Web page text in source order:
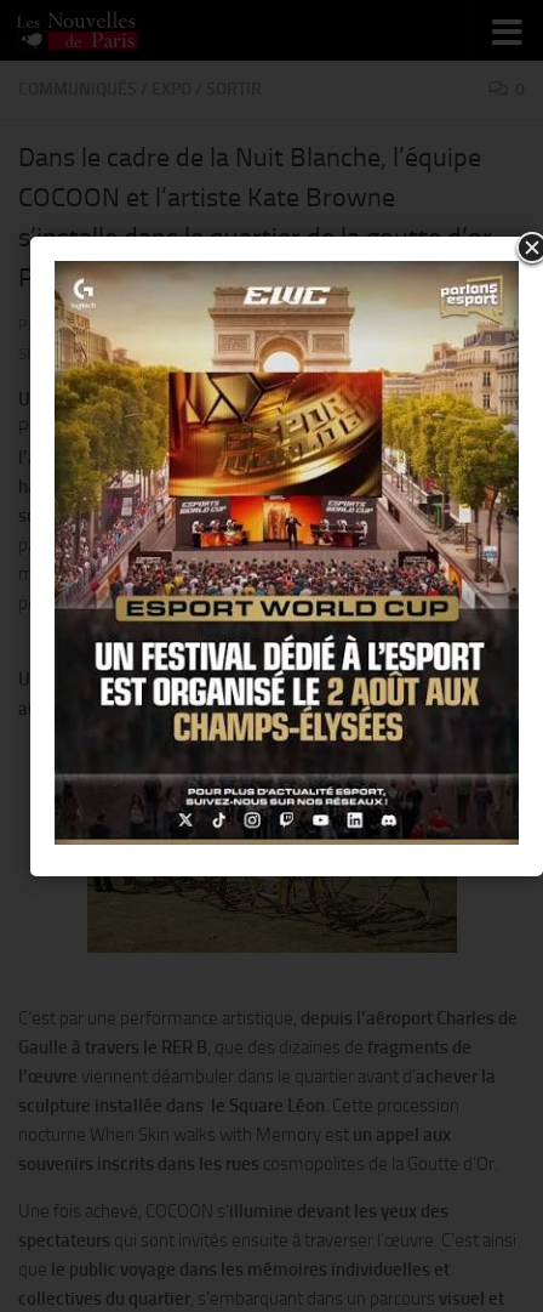
Skip to content
Dans le cadre de la Nuit Blanche, l’équipe
COCOON et l’artiste Kate Browne
s’installe dans le quartier de la goutte d’or,
Paris 18ème
THIERRY KER · PUBLIÉ11 SEPTEMBRE 2014· MIS À JOUR
11
SEPTEMBRE 2014
Une œuvre participative (400 témoignages d’habitants):
Pour cette nouvelle édition de NUIT BLANCHE, COCOON de
l’artiste new yorkaise Kate Browne,faitrésonner les voix des
habitantsde la Goutte d’Or et de Seine-Saint-Denis au cœur d’une
sculpture monumentale et éphémère. Née à travers la
participation de centaines d’habitants, l’installation artistique qui
mêle tour à tour créations plastiques, vidéos, parcours sonore et
performance se déploiesur trois lieux pharesde la Goutte d’Or :
Une œuvre à l’échelle dela métropole : De la Seine-Saint-Denis
au Square Léon, Goutte d’Or:
C’est par une performance artistique, depuis l’aéroport Charles de
Gaulle à travers le RER B, que des dizaines de fragments de
l’œuvre viennent déambuler dans le quartier avant d’achever la
sculpture installée dans le Square Léon. Cette procession
nocturne When Skin walks with Memory est un appel aux
souvenirs inscrits dans les rues cosmopolites de la Goutte d’Or.
Une fois achevé, COCOON s’illumine devant les yeux des
spectateurs qui sont invités ensuite à traverser l’œuvre. C’est ainsi
que le public voyage dans les mémoires individuelles et
collectives du quartier, s’embarquant dans un parcours visuel et